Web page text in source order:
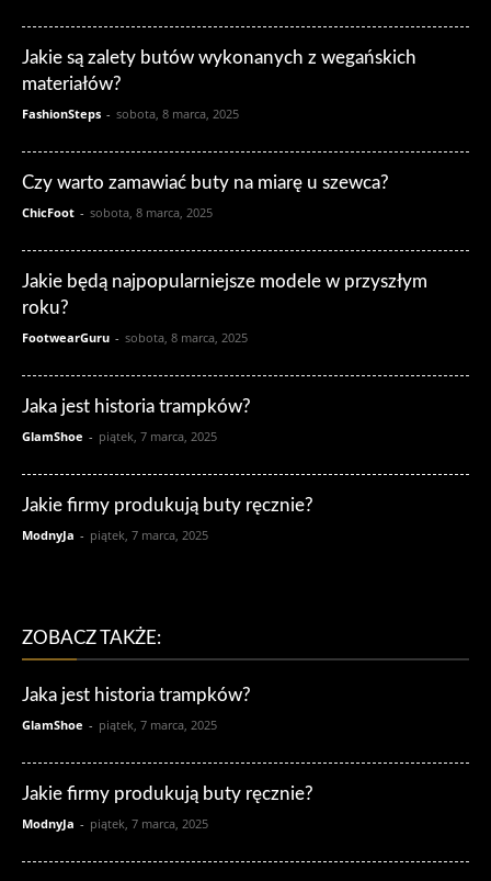
Jakie są zalety butów wykonanych z wegańskich
materiałów?
FashionSteps - sobota, 8 marca, 2025
Czy warto zamawiać buty na miarę u szewca?
ChicFoot - sobota, 8 marca, 2025
Jakie będą najpopularniejsze modele w przyszłym
roku?
FootwearGuru - sobota, 8 marca, 2025
Jaka jest historia trampków?
GlamShoe - piątek, 7 marca, 2025
Jakie firmy produkują buty ręcznie?
ModnyJa - piątek, 7 marca, 2025
ZOBACZ TAKŻE:
Jaka jest historia trampków?
GlamShoe - piątek, 7 marca, 2025
Jakie firmy produkują buty ręcznie?
ModnyJa - piątek, 7 marca, 2025